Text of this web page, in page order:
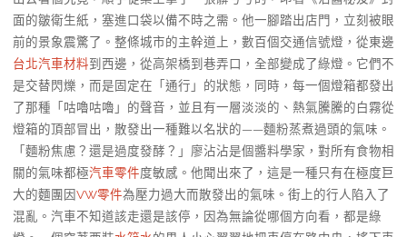
面的皺衛生紙，塞進口袋以備不時之需。他一腳踏出店門，立刻被眼
前的景象震驚了。整條城市的主幹道上，數百個交通信號燈，從東邊
台北汽車材料到西邊，從高架橋到巷弄口，全部變成了綠燈。它們不
是交替閃爍，而是固定在「通行」的狀態，同時，每一個燈箱都發出
了那種「咕嚕咕嚕」的聲音，並且有一層淡淡的、熱氣騰騰的白霧從
燈箱的頂部冒出，散發出一種難以名狀的——麵粉蒸煮過頭的氣味。
「麵粉焦慮？還是過度發酵？」廖沾沾是個醬料學家，對所有食物相
關的氣味都極汽車零件度敏感。他聞出來了，這是一種只有在極度巨
大的麵團因VW零件為壓力過大而散發出的氣味。街上的行人陷入了
混亂。汽車不知道該走還是該停，因為無論從哪個方向看，都是綠